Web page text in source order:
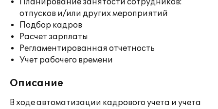
Планирование занятости сотрудников:
отпусков и/или других мероприятий
Подбор кадров
Расчет зарплаты
Регламентированная отчетность
Учет рабочего времени
Описание
В ходе автоматизации кадрового учета и учета